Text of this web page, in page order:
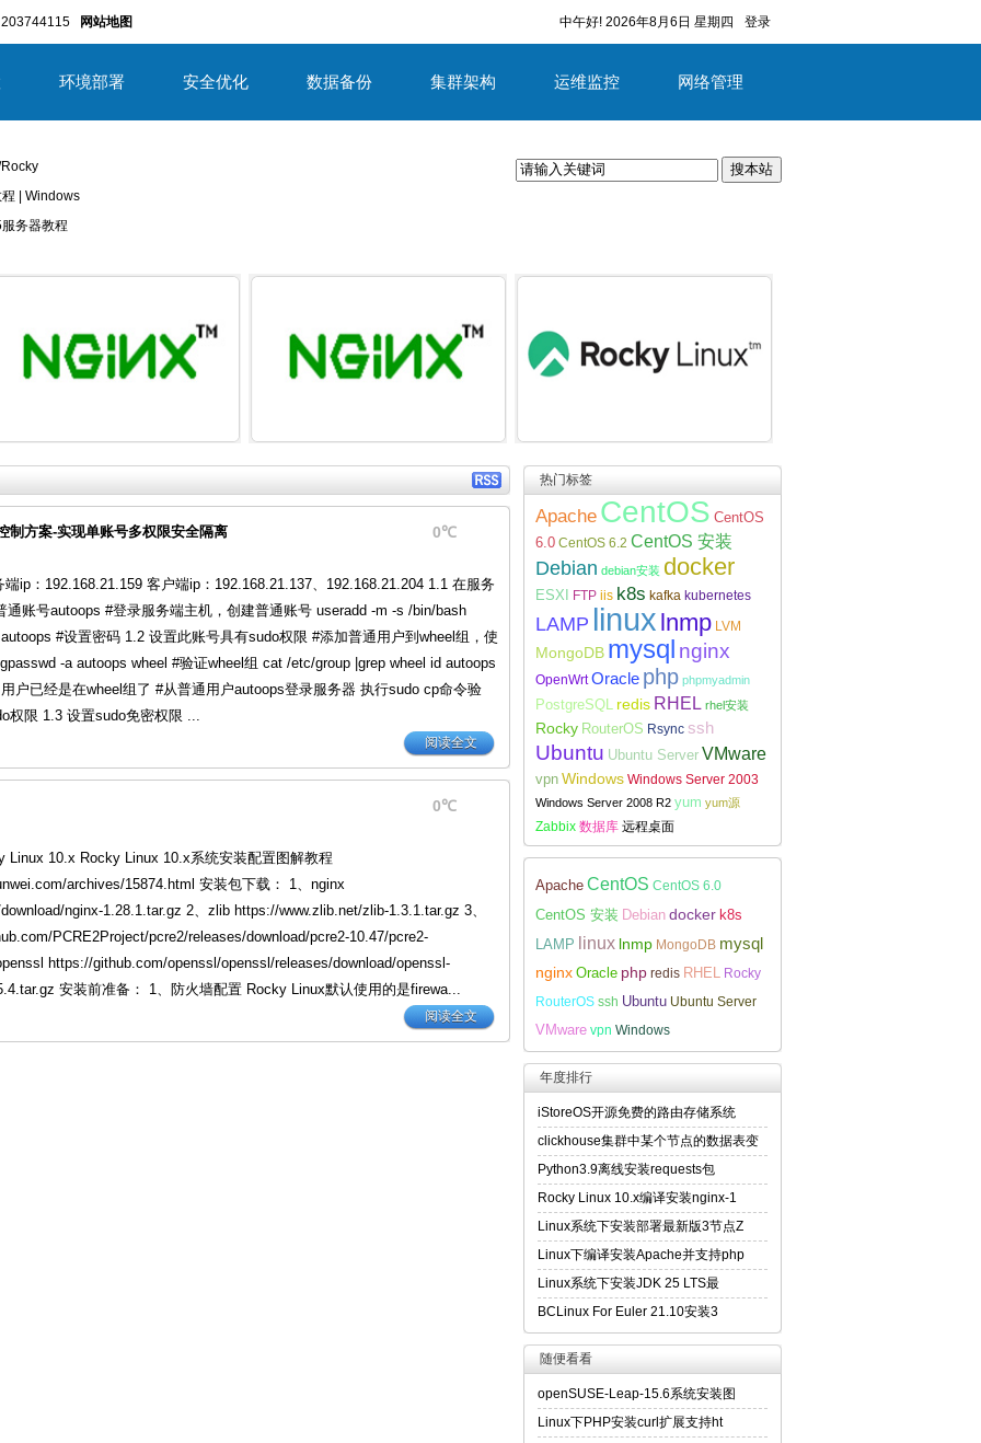
网站地图 登录
中午好! 2026年8月6日 星期四
环境部署 安全优化 数据备份 集群架构 运维监控 网络管理
| Windows
务器教程
搜本站
国产化操作系统Anolis OS编译 Linux下安装配置WireGuard
0℃
方案-实现单账号多权限安全隔离
ip：192.168.21.159 客户端ip：192.168.21.137、192.168.21.204 1.1 在服务
通账号autoops #登录服务端主机，创建普通账号 useradd -m -s /bin/bash
#设置密码 1.2 设置此账号具有sudo权限 #添加普通用户到wheel组，使
-a autoops wheel #验证wheel组 cat /etc/group |grep wheel id autoops
户已经是在wheel组了 #从普通用户autoops登录服务器 执行sudo cp命令验
权限 1.3 设置sudo免密权限 ...
阅读全文
0℃
Linux 10.x Rocky Linux 10.x系统安装配置图解教程
archives/15874.html 安装包下载： 1、nginx
nginx-1.28.1.tar.gz 2、zlib https://www.zlib.net/zlib-1.3.1.tar.gz 3、
PCRE2Project/pcre2/releases/download/pcre2-10.47/pcre2-
https://github.com/openssl/openssl/releases/download/openssl-
安装前准备： 1、防火墙配置 Rocky Linux默认使用的是firewa...
阅读全文
热门标签
Apache CentOS CentOS
6.0 CentOS 6.2 CentOS 安装
Debian debian安装 docker
ESXI FTP iis k8s kafka kubernetes
LAMP linux lnmp LVM
MongoDB mysql nginx
OpenWrt Oracle php phpmyadmin
PostgreSQL redis RHEL rhel安装
Rocky RouterOS Rsync ssh
Ubuntu Ubuntu Server VMware
vpn Windows Windows Server 2003
Windows Server 2008 R2 yum yum源
Zabbix 数据库 远程桌面
Apache CentOS CentOS 6.0
CentOS 安装 Debian docker k8s
LAMP linux lnmp MongoDB mysql
nginx Oracle php redis RHEL Rocky
RouterOS ssh Ubuntu Ubuntu Server
VMware vpn Windows
年度排行
iStoreOS开源免费的路由存储系统
clickhouse集群中某个节点的数据表变
Python3.9离线安装requests包
Rocky Linux 10.x编译安装nginx-1
Linux系统下安装部署最新版3节点Z
Linux下编译安装Apache并支持php
Linux系统下安装JDK 25 LTS最
BCLinux For Euler 21.10安装3
随便看看
openSUSE-Leap-15.6系统安装图
Linux下PHP安装curl扩展支持ht